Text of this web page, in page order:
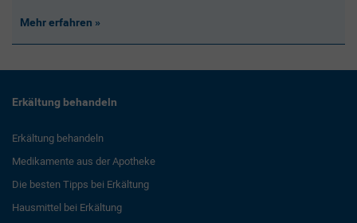
Mehr erfahren
Erkältung behandeln
Erkältung behandeln
Medikamente aus der Apotheke
Die besten Tipps bei Erkältung
Hausmittel bei Erkältung